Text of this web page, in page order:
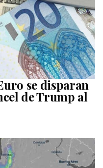
se disparan
de Trump al